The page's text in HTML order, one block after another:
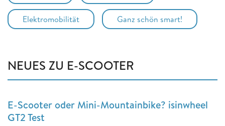
Elektromobilität Ganz schön smart!
NEUES ZU E-SCOOTER
E-Scooter oder Mini-Mountainbike? isinwheel
GT2 Test